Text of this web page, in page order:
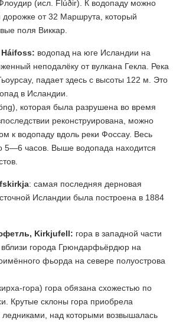
(исл. Flúðir). К водопаду можно
дорожке от 32 Маршрута, который
поля Виккар.
водопад на юге Исландии на
неподалёку от вулкана Гекла. Река
падает здесь с высоты 122 м. Это
в Исландии.
которая была разрушена во время
реконструирована, можно
к водопаду вдоль реки Фоссау. Весь
5—6 часов. Выше водопада находится
: самая последняя дерновая
Исландии была построена в 1884
Kirkjufell: гора в западной части
города Грюндарфьёрдюр на
фьорда на севере полуострова
гора) гора обязана схожестью по
Крутые склоны гора приобрела
ледниками, над которыми возвышалась